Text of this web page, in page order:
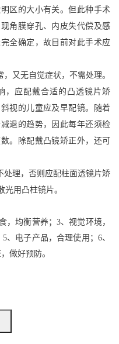
区的大小有关。但此种手术
角膜穿孔、内皮失代偿及感
全确定，故目前对此手术应
又无自觉症状，不需处理。
，应配戴合适的凸透镜片矫
视的儿童应及早配镜。随着
退的趋势，因此每年还须检
。除配戴凸镜矫正外，还可
处理，否则应配柱面透镜片矫
用凸柱镜片。
，均衡营养；3、视觉环境，
、电子产品，合理使用；6、
做好预防。